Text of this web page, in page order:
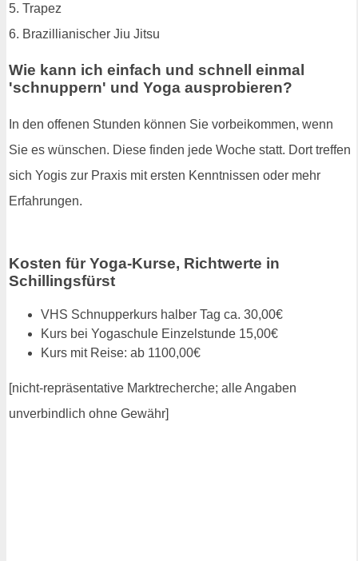
5. Trapez
6. Brazillianischer Jiu Jitsu
Wie kann ich einfach und schnell einmal
'schnuppern' und Yoga ausprobieren?
In den offenen Stunden können Sie vorbeikommen, wenn
Sie es wünschen. Diese finden jede Woche statt. Dort treffen
sich Yogis zur Praxis mit ersten Kenntnissen oder mehr
Erfahrungen.
Kosten für Yoga-Kurse, Richtwerte in
Schillingsfürst
VHS Schnupperkurs halber Tag ca. 30,00€
Kurs bei Yogaschule Einzelstunde 15,00€
Kurs mit Reise: ab 1100,00€
[nicht-repräsentative Marktrecherche; alle Angaben
unverbindlich ohne Gewähr]